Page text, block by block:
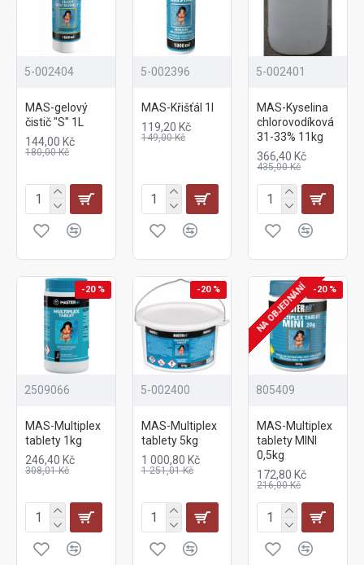
5-002404
MAS-gelový
čistič "S" 1L
144,00 Kč
180,00 Kč
5-002396
MAS-Křišťál 1l
119,20 Kč
149,00 Kč
5-002401
MAS-Kyselina
chlorovodíková
31-33% 11kg
366,40 Kč
435,00 Kč
-20 %
2509066
MAS-Multiplex
tablety 1kg
246,40 Kč
308,01 Kč
-20 %
5-002400
MAS-Multiplex
tablety 5kg
1 000,80 Kč
1 251,01 Kč
-20 %
NA OBJEDNÁNÍ
805409
MAS-Multiplex
tablety MINI
0,5kg
172,80 Kč
216,00 Kč